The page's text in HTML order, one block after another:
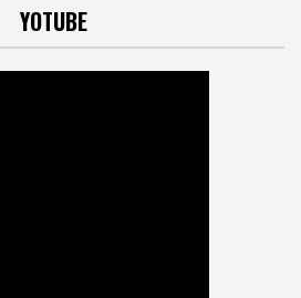
YOTUBE